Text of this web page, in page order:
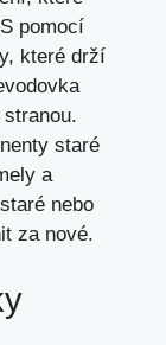
pomocí
které drží
staré
a
nebo
za nové.